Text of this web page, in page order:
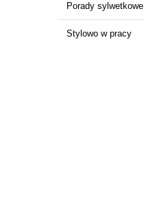
Porady sylwetkowe
Stylowo w pracy